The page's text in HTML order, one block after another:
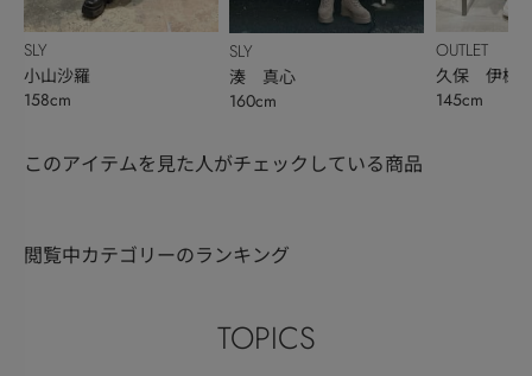
SLY
小山沙羅
158cm
SLY
湊 真心
160cm
OUTLET
久保 伊槻
145cm
このアイテムを見た人がチェックしている商品
閲覧中カテゴリーのランキング
TOPICS